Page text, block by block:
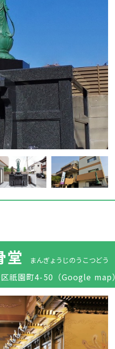
堂 まんぎょうじのうこつどう
祇園町4-50 （Google map）